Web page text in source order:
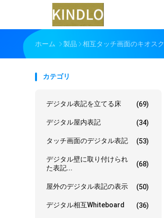
ホーム 製品 相互タッチ画面のキオスク
カテゴリ
デジタル表記を立てる床 (69)
デジタル屋内表記 (34)
タッチ画面のデジタル表記 (53)
デジタル壁に取り付けられ
た表記...
(68)
屋外のデジタル表記の表示 (50)
デジタル相互whiteboard (36)